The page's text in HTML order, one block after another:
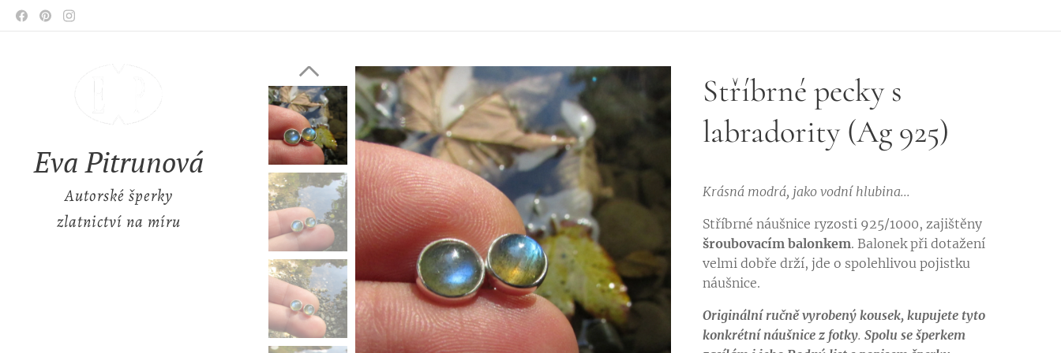
Eva Pitrunová
Autorské šperky
zlatnictví na míru
Stříbrné pecky s
labradority (Ag 925)
Krásná modrá, jako vodní hlubina...
Stříbrné náušnice ryzosti 925/1000, zajištěny
šroubovacím balonkem. Balonek při dotažení
velmi dobře drží, jde o spolehlivou pojistku
náušnice.
Originální ručně vyrobený kousek, kupujete tyto
konkrétní náušnice z fotky.Spolu se šperkem